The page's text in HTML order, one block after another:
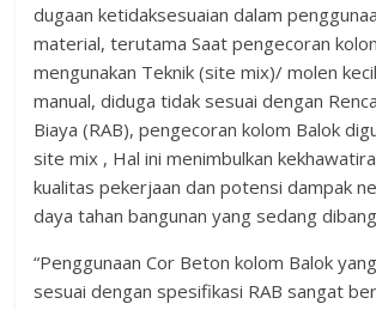
dugaan ketidaksesuaian dalam
material, terutama Saat pengecoran
mengunakan Teknik (site mix)/ molen
manual, diduga tidak sesuai dengan
Biaya (RAB), pengecoran kolom Balok
site mix , Hal ini menimbulkan
kualitas pekerjaan dan potensi dampak
daya tahan bangunan yang sedang
“Penggunaan Cor Beton kolom Balok
sesuai dengan spesifikasi RAB sangat